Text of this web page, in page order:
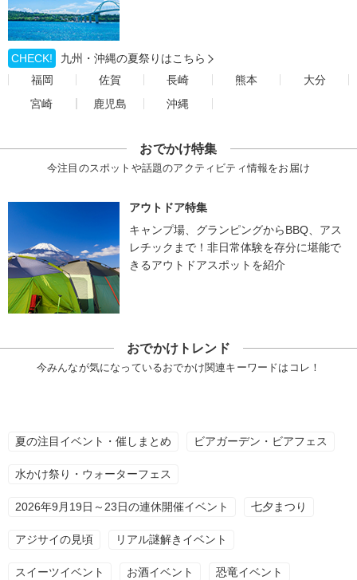
CHECK!
九州・沖縄の夏祭りはこちら
福岡
佐賀 長崎 熊本
大分
宮崎
鹿児島 沖縄
おでかけ特集
今注目のスポットや話題のアクティビティ情報をお届け
アウトドア特集
キャンプ場、グランピングからBBQ、アス
レチックまで！非日常体験を存分に堪能で
きるアウトドアスポットを紹介
おでかけトレンド
今みんなが気になっているおでかけ関連キーワードはコレ！
夏の注目イベント・催しまとめ ビアガーデン・ビアフェス
水かけ祭り・ウォーターフェス
2026年9月19日～23日の連休開催イベント 七夕まつり
アジサイの見頃 リアル謎解きイベント
スイーツイベント お酒イベント 恐竜イベント